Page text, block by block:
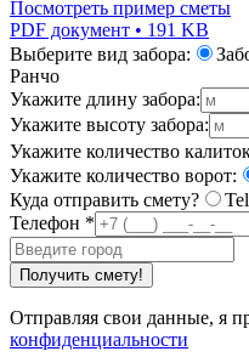
Посмотреть пример сметы
PDF документ • 191 KB
Выберите вид забора:
Ранчо
Укажите длину забора:
Укажите высоту забора:
Укажите количество
Укажите количество ворот:
Куда отправить смету?
Телефон *
Получить смету!
Отправляя свои данные, я
конфиденциальности